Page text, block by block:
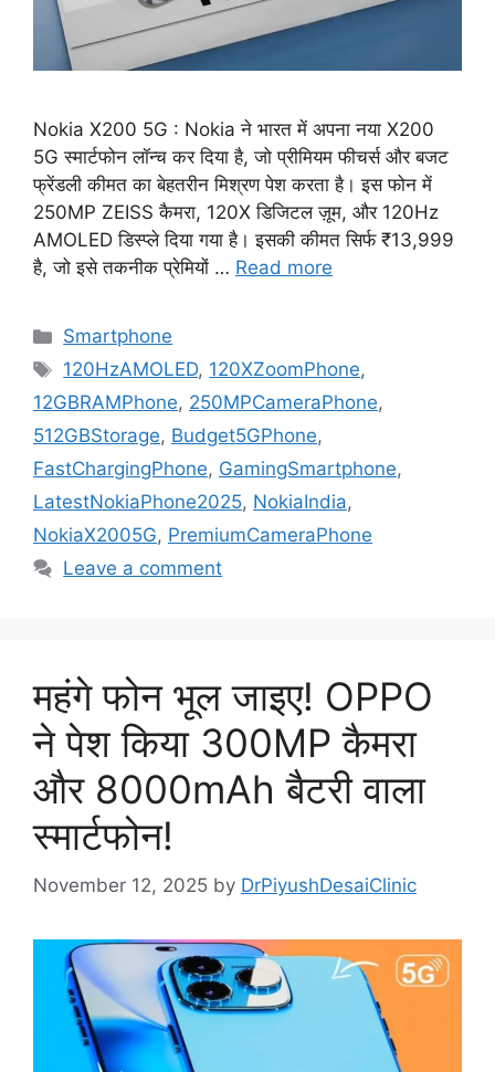
Nokia X200 5G : Nokia ने भारत में अपना नया X200
5G स्मार्टफोन लॉन्च कर दिया है, जो प्रीमियम फीचर्स और बजट
फ्रेंडली कीमत का बेहतरीन मिश्रण पेश करता है। इस फोन में
250MP ZEISS कैमरा, 120X डिजिटल ज़ूम, और 120Hz
AMOLED डिस्प्ले दिया गया है। इसकी कीमत सिर्फ ₹13,999
है, जो इसे तकनीक प्रेमियों … Read more
Categories
Smartphone
Tags
120HzAMOLED, 120XZoomPhone,
12GBRAMPhone, 250MPCameraPhone,
512GBStorage, Budget5GPhone,
FastChargingPhone, GamingSmartphone,
LatestNokiaPhone2025, NokiaIndia,
NokiaX2005G, PremiumCameraPhone
Leave a comment
महंगे फोन भूल जाइए! OPPO
ने पेश किया 300MP कैमरा
और 8000mAh बैटरी वाला
स्मार्टफोन!
November 12, 2025 by DrPiyushDesaiClinic